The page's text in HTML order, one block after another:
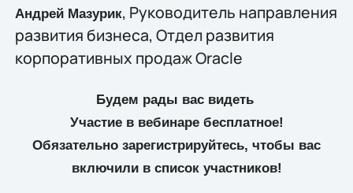
Андрей Мазурик, Руководитель направления
развития бизнеса, Отдел развития
корпоративных продаж Oracle
Будем рады вас видеть
Участие в вебинаре бесплатное!
Обязательно зарегистрируйтесь, чтобы вас
включили в список участников!